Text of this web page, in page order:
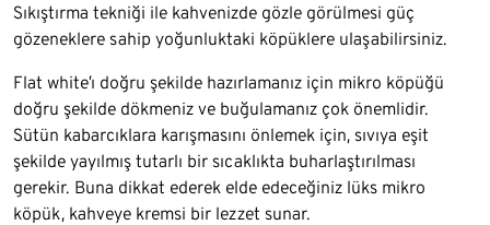
Sıkıştırma tekniği ile kahvenizde gözle görülmesi güç
gözeneklere sahip yoğunluktaki köpüklere ulaşabilirsiniz.
Flat white’ı doğru şekilde hazırlamanız için mikro köpüğü
doğru şekilde dökmeniz ve buğulamanız çok önemlidir.
Sütün kabarcıklara karışmasını önlemek için, sıvıya eşit
şekilde yayılmış tutarlı bir sıcaklıkta buharlaştırılması
gerekir. Buna dikkat ederek elde edeceğiniz lüks mikro
köpük, kahveye kremsi bir lezzet sunar.